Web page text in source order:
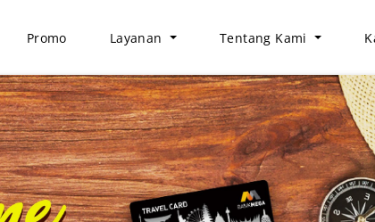
Promo Layanan Tentang Kami